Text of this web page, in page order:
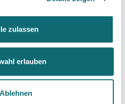
zulassen
erlauben
Ablehnen
Pancevski - The Wall Street